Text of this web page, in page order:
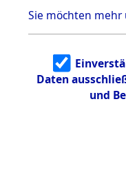
en
5.3.2
Identifizierun
g
5.3.3
Sie möchten mehr
Daten
und